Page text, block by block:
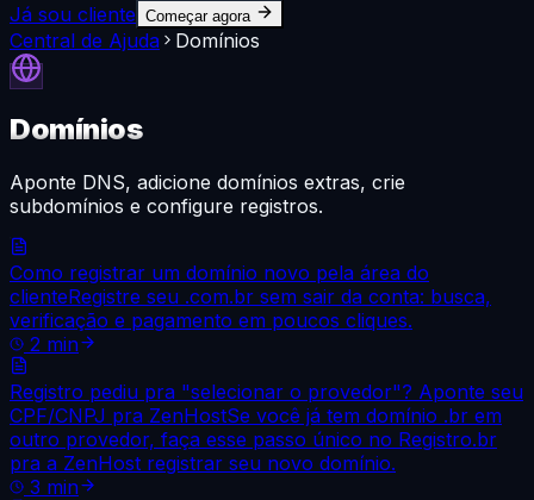
Já sou cliente Começar agora
Central de Ajuda Domínios
Domínios
Aponte DNS, adicione domínios extras, crie
subdomínios e configure registros.
Como registrar um domínio novo pela área do
clienteRegistre seu .com.br sem sair da conta: busca,
verificação e pagamento em poucos cliques.
2 min
Registro pediu pra "selecionar o provedor"? Aponte seu
CPF/CNPJ pra ZenHostSe você já tem domínio .br em
outro provedor, faça esse passo único no Registro.br
pra a ZenHost registrar seu novo domínio.
3 min